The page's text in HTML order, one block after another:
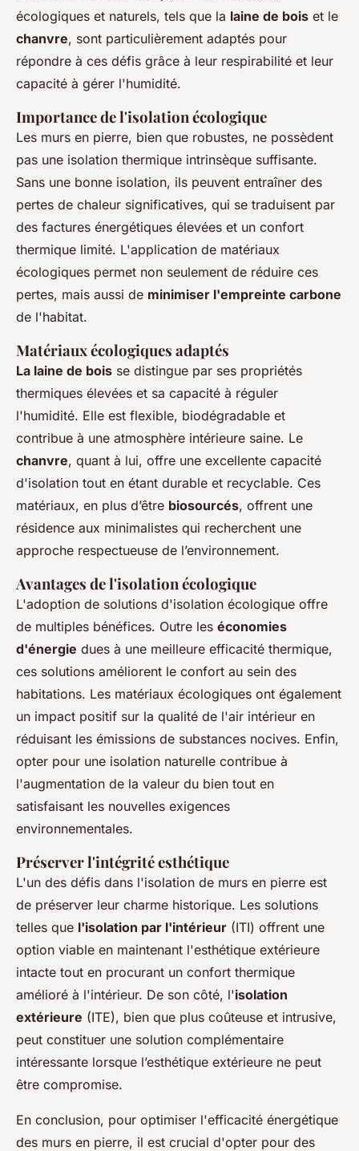
écologiques et naturels, tels que la laine de bois et le
chanvre, sont particulièrement adaptés pour
répondre à ces défis grâce à leur respirabilité et leur
capacité à gérer l'humidité.
Importance de l'isolation écologique
Les murs en pierre, bien que robustes, ne possèdent
pas une isolation thermique intrinsèque suffisante.
Sans une bonne isolation, ils peuvent entraîner des
pertes de chaleur significatives, qui se traduisent par
des factures énergétiques élevées et un confort
thermique limité. L'application de matériaux
écologiques permet non seulement de réduire ces
pertes, mais aussi de minimiser l'empreinte carbone
de l'habitat.
Matériaux écologiques adaptés
La laine de bois se distingue par ses propriétés
thermiques élevées et sa capacité à réguler
l'humidité. Elle est flexible, biodégradable et
contribue à une atmosphère intérieure saine. Le
chanvre, quant à lui, offre une excellente capacité
d'isolation tout en étant durable et recyclable. Ces
matériaux, en plus d’être biosourcés, offrent une
résidence aux minimalistes qui recherchent une
approche respectueuse de l’environnement.
Avantages de l'isolation écologique
L'adoption de solutions d'isolation écologique offre
de multiples bénéfices. Outre les économies
d'énergie dues à une meilleure efficacité thermique,
ces solutions améliorent le confort au sein des
habitations. Les matériaux écologiques ont également
un impact positif sur la qualité de l'air intérieur en
réduisant les émissions de substances nocives. Enfin,
opter pour une isolation naturelle contribue à
l'augmentation de la valeur du bien tout en
satisfaisant les nouvelles exigences
environnementales.
Préserver l'intégrité esthétique
L'un des défis dans l'isolation de murs en pierre est
de préserver leur charme historique. Les solutions
telles que l'isolation par l'intérieur (ITI) offrent une
option viable en maintenant l'esthétique extérieure
intacte tout en procurant un confort thermique
amélioré à l'intérieur. De son côté, l'isolation
extérieure (ITE), bien que plus coûteuse et intrusive,
peut constituer une solution complémentaire
intéressante lorsque l’esthétique extérieure ne peut
être compromise.
En conclusion, pour optimiser l'efficacité énergétique
des murs en pierre, il est crucial d'opter pour des